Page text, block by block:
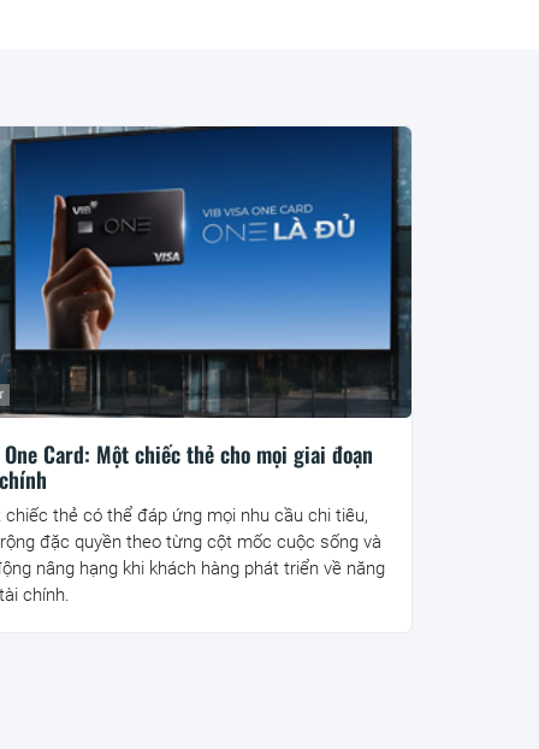
One Card: Một chiếc thẻ cho mọi giai đoạn
chiếc thẻ có thể đáp ứng mọi nhu cầu chi tiêu,
đặc quyền theo từng cột mốc cuộc sống và
nâng hạng khi khách hàng phát triển về năng
chính.